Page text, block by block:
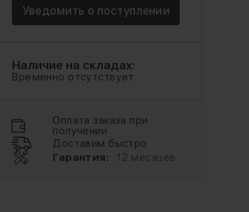
Уведомить о поступлении
Наличие на складах:
Временно отсутствует
Оплата заказа при
получении
Доставим быстро
Гарантия:
12 месяцев